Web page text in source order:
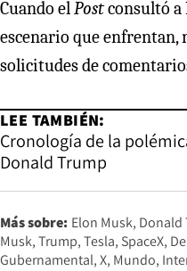
Cuando elPostconsultó a
escenario que enfrentan,
solicitudes de
LEE TAMBIÉN:
Cronología de la
Donald Trump
Más sobre: Elon Musk Donald
Musk Trump Tesla SpaceX
Gubernamental X Mundo